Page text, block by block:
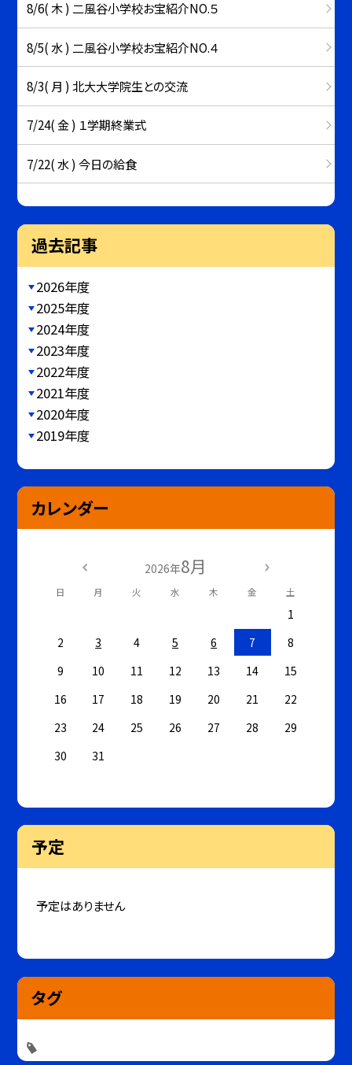
8/6( 木 ) 二風谷小学校お宝紹介NO.５
8/5( 水 ) 二風谷小学校お宝紹介NO.４
8/3( 月 ) 北大大学院生との交流
7/24( 金 ) １学期終業式
7/22( 水 ) 今日の給食
過去記事
2026年度
2025年度
2024年度
2023年度
2022年度
2021年度
2020年度
2019年度
カレンダー
2026年8月
日 月 火 水 木 金 土
1
2
3 4 5 6 7
8
9
10 11 12 13 14
15
16
17 18 19 20 21
22
23
24 25 26 27 28
29
30
31
予定
予定はありません
タグ